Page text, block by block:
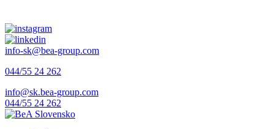
info-sk@bea-group.com
044/55 24 262
info@sk.bea-group.com
044/55 24 262